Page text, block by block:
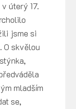
úterý 17.
jsme si
O skvělou
mladším
se,